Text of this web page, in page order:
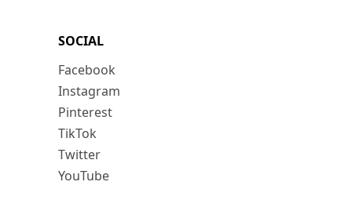
SOCIAL
Facebook
Instagram
Pinterest
TikTok
Twitter
YouTube